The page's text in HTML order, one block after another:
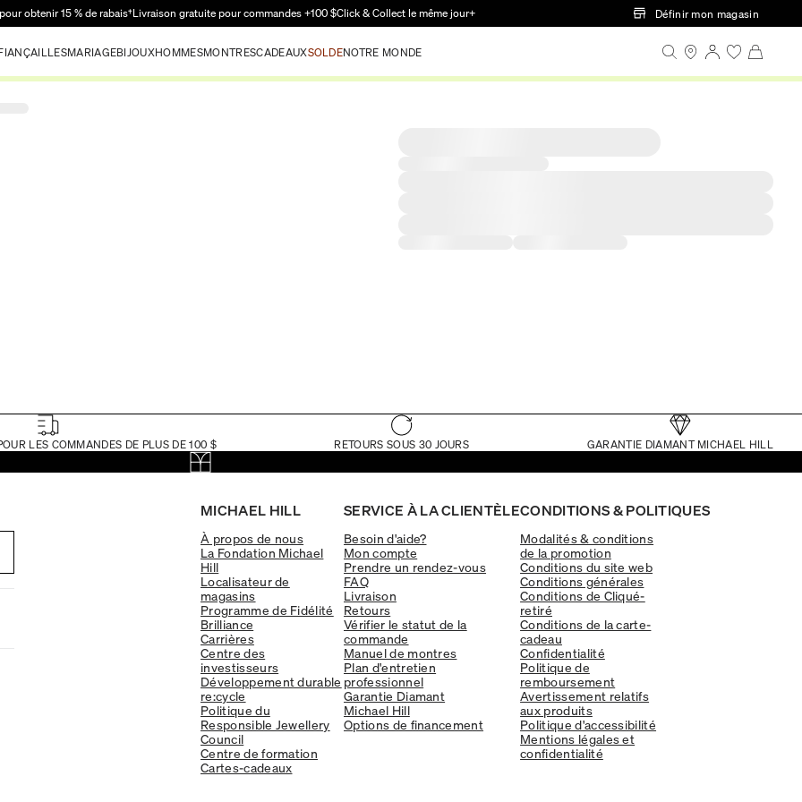
Passer au contenu principal
obtenir 15 % de rabais†Livraison gratuite pour commandes +100 $Click & Collect le même jour+ Définir mon magasin
MARIAGEBIJOUXHOMMESMONTRESCADEAUXSOLDENOTRE MONDE
LES COMMANDES DE PLUS DE 100 $ RETOURS SOUS 30 JOURS GARANTIE DIAMANT MICHAEL HILL
MICHAEL HILL
À propos de nous
La Fondation Michael
Hill
Localisateur de
magasins
Programme de Fidélité
Brilliance
Carrières
Centre des
investisseurs
Développement durable
re:cycle
Politique du
Responsible Jewellery
Council
Centre de formation
Cartes-cadeaux
SERVICE À LA CLIENTÈLE
Besoin d'aide?
Mon compte
Prendre un rendez-vous
FAQ
Livraison
Retours
Vérifier le statut de la
commande
Manuel de montres
Plan d'entretien
professionnel
Garantie Diamant
Michael Hill
Options de financement
CONDITIONS & POLITIQUES
Modalités & conditions
de la promotion
Conditions du site web
Conditions générales
Conditions de Cliqué-
retiré
Conditions de la carte-
cadeau
Confidentialité
Politique de
remboursement
Avertissement relatifs
aux produits
Politique d'accessibilité
Mentions légales et
confidentialité